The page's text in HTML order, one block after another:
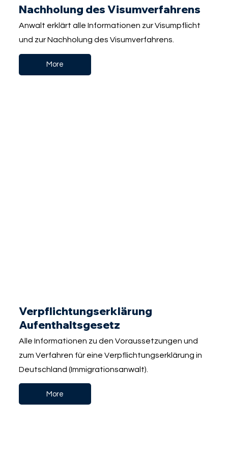
Nachholung des Visumverfahrens
Anwalt erklärt alle Informationen zur Visumpflicht
und zur Nachholung des Visumverfahrens.
More
Verpflichtungserklärung
Aufenthaltsgesetz
Alle Informationen zu den Voraussetzungen und
zum Verfahren für eine Verpflichtungserklärung in
Deutschland (Immigrationsanwalt).
More